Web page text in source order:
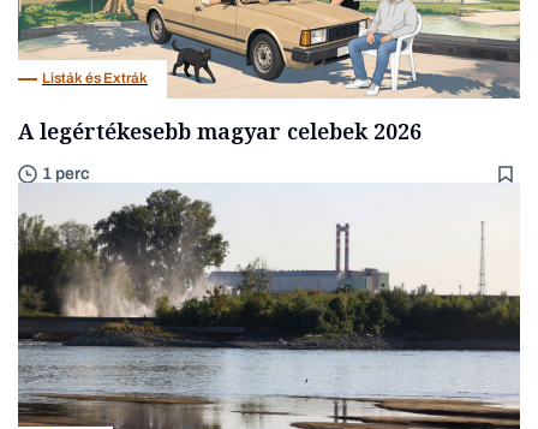
Listák és Extrák
A legértékesebb magyar celebek 2026
1 perc